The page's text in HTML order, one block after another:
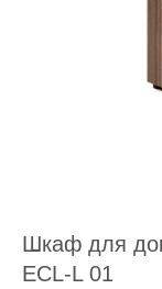
Шкаф для
ECL-L 01